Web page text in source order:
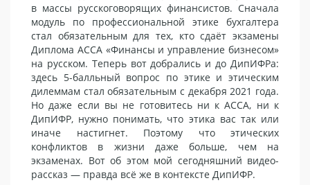
в массы русскоговорящих финансистов. Сначала
модуль по профессиональной этике бухгалтера
стал обязательным для тех, кто сдаёт экзамены
Диплома АССА «Финансы и управление бизнесом»
на русском. Теперь вот добрались и до ДипИФРа:
здесь 5-балльный вопрос по этике и этическим
дилеммам стал обязательным с декабря 2021 года.
Но даже если вы не готовитесь ни к АССА, ни к
ДипИФР, нужно понимать, что этика вас так или
иначе настигнет. Поэтому что этических
конфликтов в жизни даже больше, чем на
экзаменах. Вот об этом мой сегодняшний видео-
рассказ — правда всё же в контексте ДипИФР.